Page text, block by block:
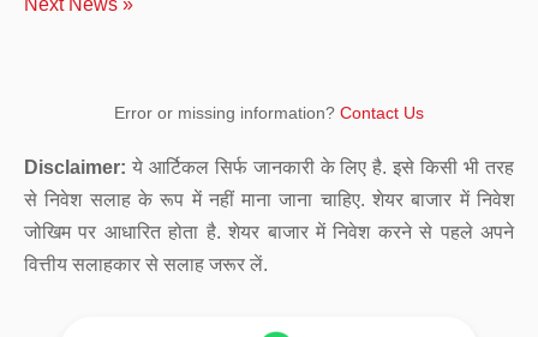
Next News »
Error or missing information? Contact Us
Disclaimer: ये आर्टिकल सिर्फ जानकारी के लिए है. इसे किसी भी तरह
से निवेश सलाह के रूप में नहीं माना जाना चाहिए. शेयर बाजार में निवेश
जोखिम पर आधारित होता है. शेयर बाजार में निवेश करने से पहले अपने
वित्तीय सलाहकार से सलाह जरूर लें.